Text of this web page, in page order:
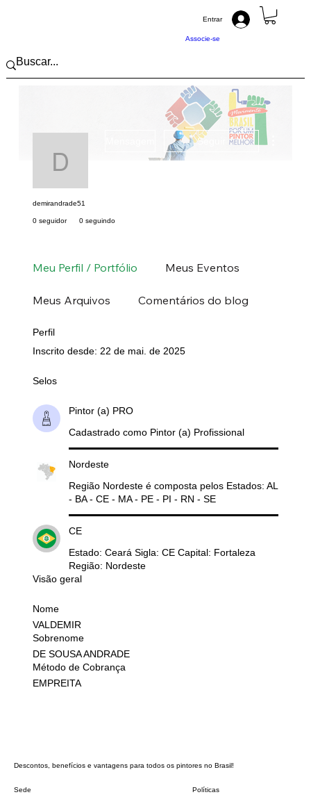
Associe-se
Entrar
demirandrade51
Seguir
demirandrade51
0 seguidor 0 seguindo
Meu Perfil / Portfólio Meus Eventos
Meus Arquivos Comentários do blog
Perfil
Inscrito desde: 22 de mai. de 2025
Selos
Pintor (a) PRO
Cadastrado como Pintor (a) Profissional
Nordeste
Região Nordeste é composta pelos Estados: AL
- BA - CE - MA - PE - PI - RN - SE
CE
Estado: Ceará Sigla: CE Capital: Fortaleza
Região: Nordeste
Visão geral
Nome
VALDEMIR
Sobrenome
DE SOUSA ANDRADE
Método de Cobrança
EMPREITA
Descontos, benefícios e vantagens para todos os pintores no Brasil!
Sede Políticas